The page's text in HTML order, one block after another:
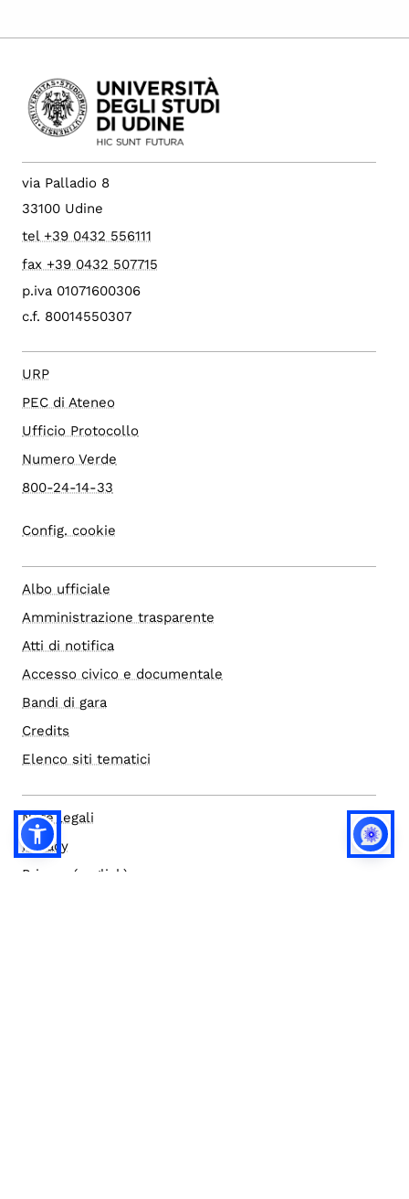
via Palladio 8
33100 Udine
tel +39 0432 556111
fax +39 0432 507715
p.iva 01071600306
c.f. 80014550307
URP
PEC di Ateneo
Ufficio Protocollo
Numero Verde
800-24-14-33
Config. cookie
Albo ufficiale
Amministrazione trasparente
Atti di notifica
Accesso civico e documentale
Bandi di gara
Credits
Elenco siti tematici
Note legali
Privacy
Privacy (english)